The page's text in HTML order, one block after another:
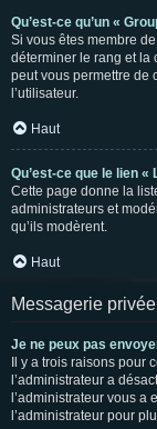
Qu’est-ce qu’un «
Si vous êtes membre
déterminer le rang et la
peut vous permettre de
l’utilisateur.
Haut
Qu’est-ce que le lien «
Cette page donne la
administrateurs et
qu’ils modèrent.
Haut
Messagerie privée
Je ne peux pas
Il y a trois raisons pour
l’administrateur a
l’administrateur vous a
l’administrateur pour